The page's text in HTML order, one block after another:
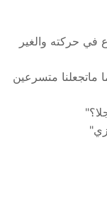
في حركته والغير
ماتجعلنا متسرعين